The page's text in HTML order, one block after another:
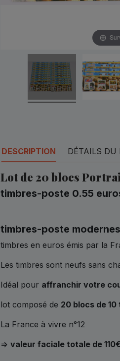
DESCRIPTION DÉTAILS DU
Lot de 20 blocs
timbres-poste 0.55
timbres-poste modernes
timbres en euros émis par la
Les timbres sont neufs sans
Idéal pour affranchir votre
lot composé de 20 blocs de
La France à vivre n°12
=> valeur faciale totale de 110€